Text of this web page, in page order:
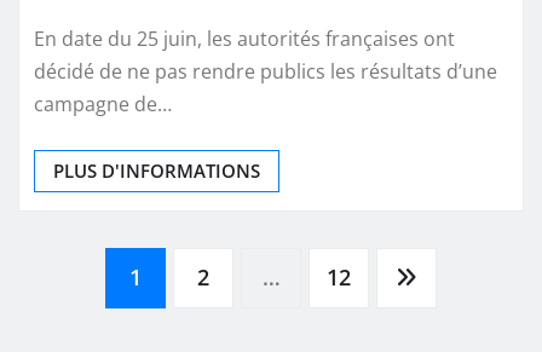
En date du 25 juin, les autorités françaises ont
décidé de ne pas rendre publics les résultats d’une
campagne de…
PLUS D'INFORMATIONS
Pagination
1 2 … 12